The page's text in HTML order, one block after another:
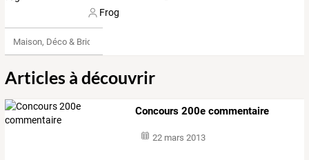
Frog
Maison, Déco & Bricolage
Articles à découvrir
Concours 200e commentaire
22 mars 2013